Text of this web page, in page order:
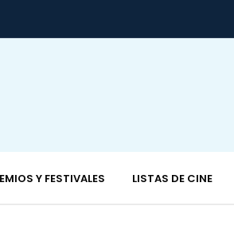
Y FESTIVALES LISTAS DE CINE